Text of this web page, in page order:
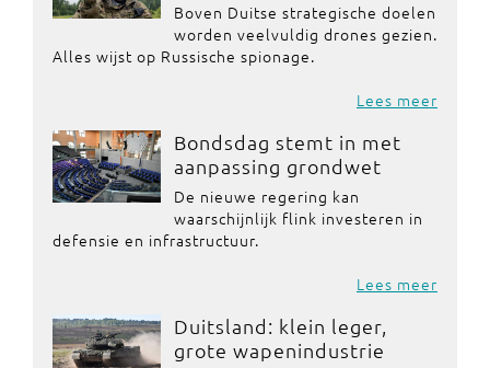
Boven Duitse strategische doelen
worden veelvuldig drones gezien.
Alles wijst op Russische spionage.
Lees meer
Bondsdag stemt in met
aanpassing grondwet
De nieuwe regering kan
waarschijnlijk flink investeren in
defensie en infrastructuur.
Lees meer
Duitsland: klein leger,
grote wapenindustrie